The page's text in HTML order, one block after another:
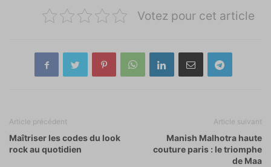
Votez pour cet article
Article précédent
Maîtriser les codes du look
rock au quotidien
Article suivant
Manish Malhotra haute
couture paris : le triomphe
de Maa